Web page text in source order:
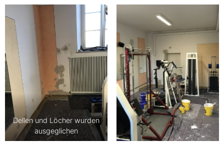
Dellen und Löcher wurden
ausgeglichen